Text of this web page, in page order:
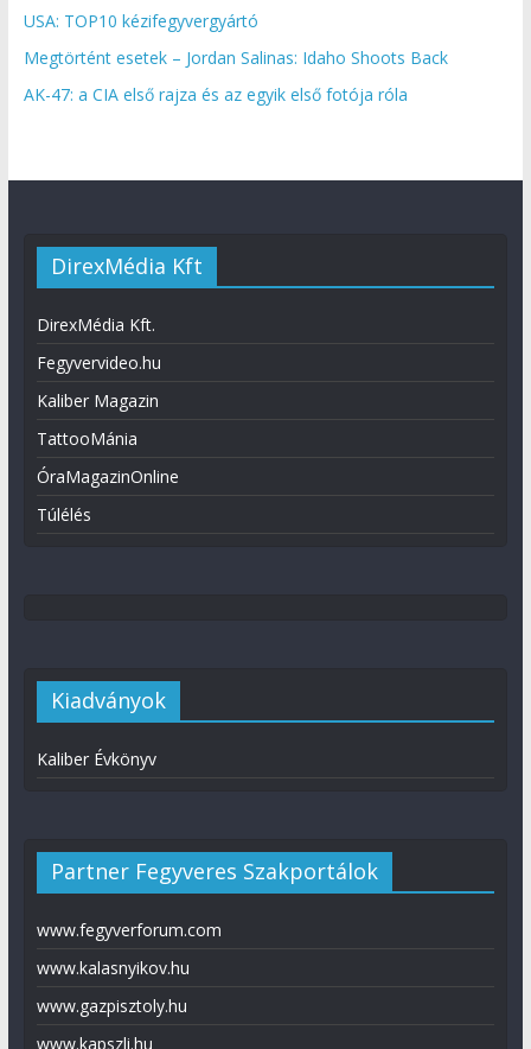
USA: TOP10 kézifegyvergyártó
Megtörtént esetek – Jordan Salinas: Idaho Shoots Back
AK-47: a CIA első rajza és az egyik első fotója róla
DirexMédia Kft
DirexMédia Kft.
Fegyvervideo.hu
Kaliber Magazin
TattooMánia
ÓraMagazinOnline
Túlélés
Kiadványok
Kaliber Évkönyv
Partner Fegyveres Szakportálok
www.fegyverforum.com
www.kalasnyikov.hu
www.gazpisztoly.hu
www.kapszli.hu